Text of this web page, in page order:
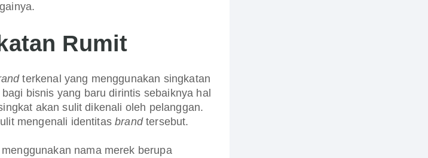
Rumit
terkenal yang menggunakan singkatan
bisnis yang baru dirintis sebaiknya hal
akan sulit dikenali oleh pelanggan.
mengenali identitasbrandtersebut.
nama merek berupa